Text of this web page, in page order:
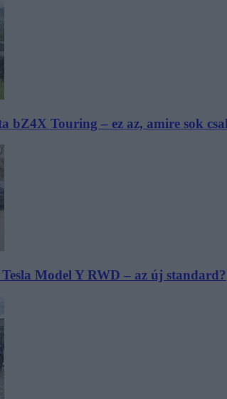
bZ4X Touring – ez az, amire sok
Model Y RWD – az új standard?